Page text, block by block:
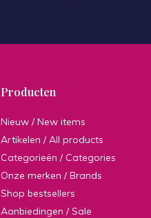
Producten
Nieuw / New items
Artikelen / All products
Categorieën / Categories
Onze merken / Brands
Shop bestsellers
Aanbiedingen / Sale